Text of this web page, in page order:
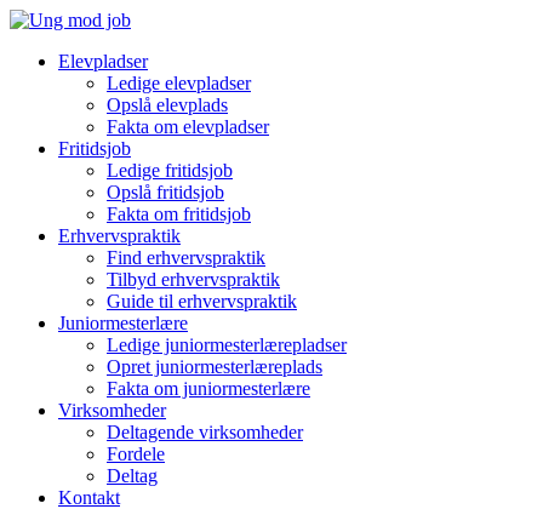
Elevpladser
Ledige elevpladser
Opslå elevplads
Fakta om elevpladser
Fritidsjob
Ledige fritidsjob
Opslå fritidsjob
Fakta om fritidsjob
Erhvervspraktik
Find erhvervspraktik
Tilbyd erhvervspraktik
Guide til erhvervspraktik
Juniormesterlære
Ledige juniormesterlærepladser
Opret juniormesterlæreplads
Fakta om juniormesterlære
Virksomheder
Deltagende virksomheder
Fordele
Deltag
Kontakt